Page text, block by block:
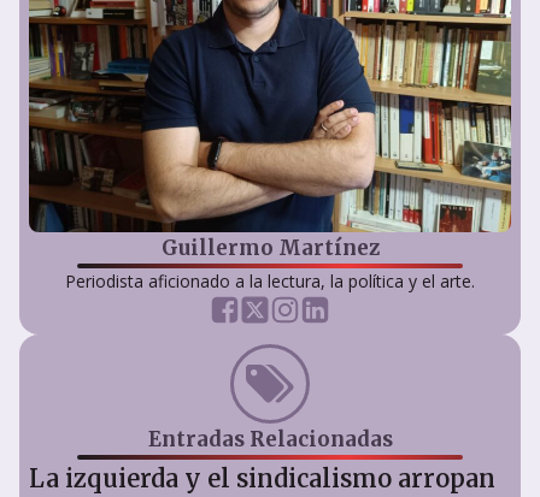
Guillermo Martínez
Periodista aficionado a la lectura, la política y el arte.
Entradas Relacionadas
La izquierda y el sindicalismo arropan